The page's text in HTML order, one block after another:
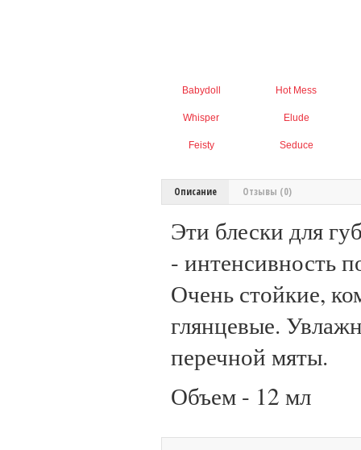
Babydoll Hot Mess
Whisper Elude
Feisty Seduce
Описание Отзывы (0)
Эти блески для
- интенсивность
Очень стойкие,
глянцевые.
перечной мяты.
Объем - 12 мл